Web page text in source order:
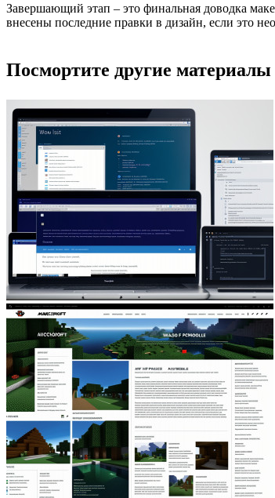
Завершающий этап – это финальная доводка
внесены последние правки в дизайн, если это
Посмортите другие